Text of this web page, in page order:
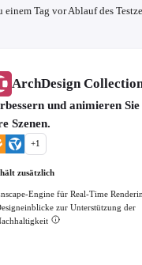
einem Tag vor Ablauf des
ArchDesign
und animieren Sie
Szenen.
+1
zusätzlich
Engine für Real-Time
zur Unterstützung der